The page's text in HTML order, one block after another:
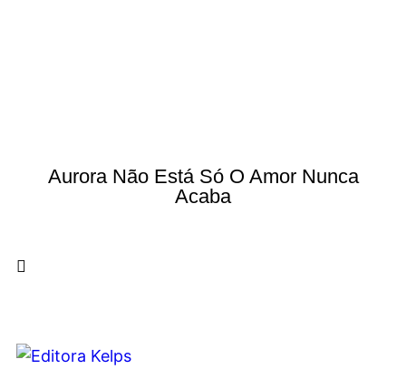
Aurora Não Está Só O Amor Nunca
Acaba